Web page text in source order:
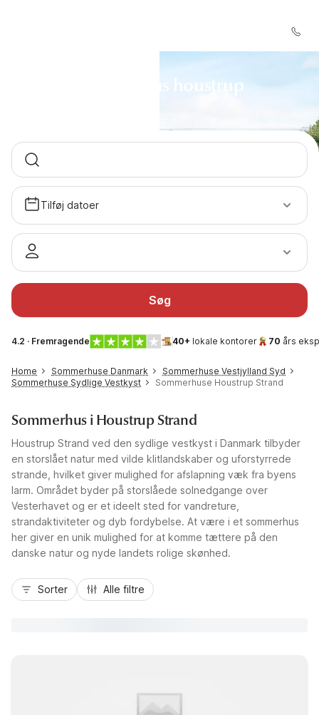
Sommerhus houstrup
Tilføj datoer
Søg
4.2 · Fremragende 40+ lokale kontorer 70 års
Home Sommerhuse Danmark
Sommerhuse Vestjylland Syd
Sommerhuse Sydlige Vestkyst
Sommerhuse Houstrup Strand
Sommerhus i Houstrup Strand
Houstrup Strand ved den sydlige vestkyst i Danmark tilbyder
en storslået natur med vilde klitlandskaber og uforstyrrede
strande, hvilket giver mulighed for afslapning væk fra byens
larm. Området byder på storslåede solnedgange over
Vesterhavet og er et ideelt sted for vandreture,
strandaktiviteter og dyb fordybelse. At være i et sommerhus
her giver en unik mulighed for at komme tættere på den
danske natur og nyde landets rolige skønhed.
Sorter Alle filtre